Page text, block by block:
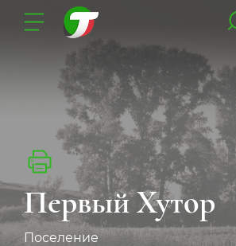
Первый Хутор
Поселение